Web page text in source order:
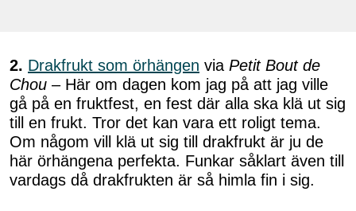
2. Drakfrukt som örhängen via Petit Bout de
Chou – Här om dagen kom jag på att jag ville
gå på en fruktfest, en fest där alla ska klä ut sig
till en frukt. Tror det kan vara ett roligt tema.
Om någom vill klä ut sig till drakfrukt är ju de
här örhängena perfekta. Funkar såklart även till
vardags då drakfrukten är så himla fin i sig.